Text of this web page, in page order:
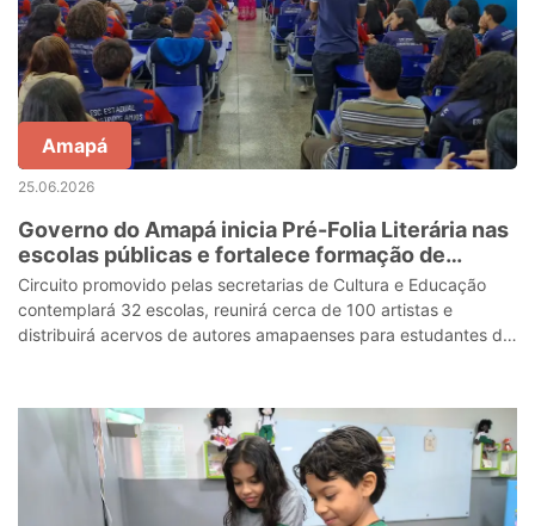
Amapá
25.06.2026
Governo do Amapá inicia Pré-Folia Literária nas
escolas públicas e fortalece formação de
leitores nos 16 municípios
Circuito promovido pelas secretarias de Cultura e Educação
contemplará 32 escolas, reunirá cerca de 100 artistas e
distribuirá acervos de autores amapaenses para estudantes de